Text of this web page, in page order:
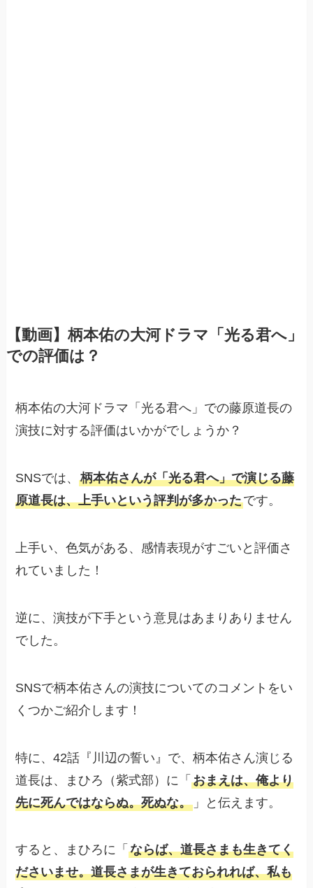
【動画】柄本佑の大河ドラマ「光る君へ」
での評価は？
柄本佑の大河ドラマ「光る君へ」での藤原道長の
演技に対する評価はいかがでしょうか？
SNSでは、柄本佑さんが「光る君へ」で演じる藤
原道長は、上手いという評判が多かったです。
上手い、色気がある、感情表現がすごいと評価さ
れていました！
逆に、演技が下手という意見はあまりありません
でした。
SNSで柄本佑さんの演技についてのコメントをい
くつかご紹介します！
特に、42話『川辺の誓い』で、柄本佑さん演じる
道長は、まひろ（紫式部）に「おまえは、俺より
先に死んではならぬ。死ぬな。 」と伝えます。
すると、まひろに「ならば、道長さまも生きてく
ださいませ。道長さまが生きておられれば、私も